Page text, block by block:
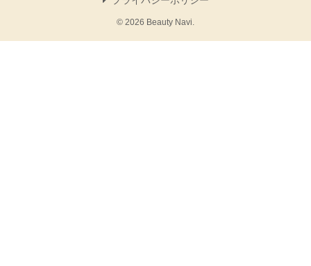
© 2026 Beauty Navi.